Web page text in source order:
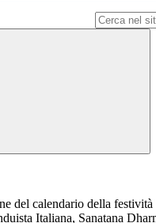
del calendario della
Italiana, Sanatana